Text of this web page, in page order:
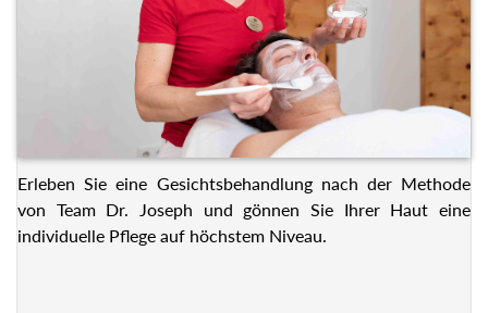
Erleben Sie eine Gesichtsbehandlung nach der Methode
von Team Dr. Joseph und gönnen Sie Ihrer Haut eine
individuelle Pflege auf höchstem Niveau.